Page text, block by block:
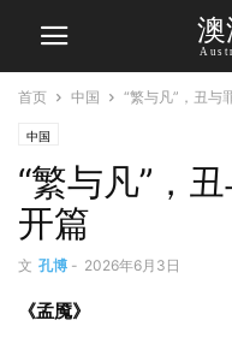
澳
首页 中国 “繁与凡”，丑
中国
“繁与凡”，
开篇
文 孔博 - 2026年6月3日
《孟魇》